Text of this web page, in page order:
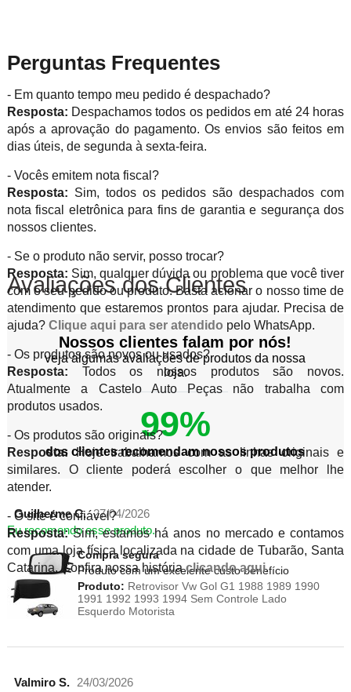
Perguntas Frequentes
- Em quanto tempo meu pedido é despachado?
Resposta: Despachamos todos os pedidos em até 24 horas
após a aprovação do pagamento. Os envios são feitos em
dias úteis, de segunda à sexta-feira.
- Vocês emitem nota fiscal?
Resposta: Sim, todos os pedidos são despachados com
nota fiscal eletrônica para fins de garantia e segurança dos
nossos clientes.
- Se o produto não servir, posso trocar?
Resposta: Sim, qualquer dúvida ou problema que você tiver
com o seu pedido ou produto. Basta acionar o nosso time de
atendimento que estaremos prontos para ajudar. Precisa de
ajuda? Clique aqui para ser atendido pelo WhatsApp.
- Os produtos são novos ou usados?
Resposta: Todos os nossos produtos são novos.
Atualmente a Castelo Auto Peças não trabalha com
produtos usados.
- Os produtos são originais?
Resposta:Hoje trabalhamos com as linhas originais e
similares. O cliente poderá escolher o que melhor lhe
atender.
- O site é confiável?
Resposta:Sim, estamos há anos no mercado e contamos
com uma loja física localizada na cidade de Tubarão, Santa
Catarina. Confira nossa históriaclicando aqui.
Avaliações dos Clientes
Nossos clientes falam por nós!
veja algumas avaliações de produtos da nossa
loja.
99%
dos clientes recomendam nossos produtos
Guilherme C. 27/04/2026
Eu recomendo esse produto.
Compra segura
Produto com um excelente custo benefício
Produto: Retrovisor Vw Gol G1 1988 1989 1990
1991 1992 1993 1994 Sem Controle Lado
Esquerdo Motorista
Valmiro S.
24/03/2026